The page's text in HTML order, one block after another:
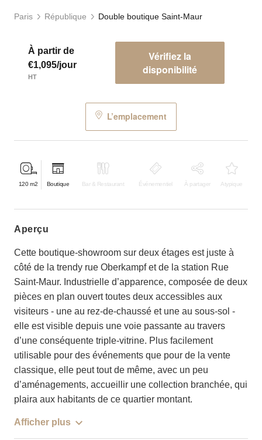
Paris République Double boutique Saint-Maur
À partir de
€1,095/jour
HT
Vérifiez la
disponibilité
L’emplacement
120 m2 Boutique Bar & Restaurant Événementiel À partager Atypique
aperçu
Cette boutique-showroom sur deux étages est juste à
côté de la trendy rue Oberkampf et de la station Rue
Saint-Maur. Industrielle d’apparence, composée de deux
pièces en plan ouvert toutes deux accessibles aux
visiteurs - une au rez-de-chaussé et une au sous-sol -
elle est visible depuis une voie passante au travers
d’une conséquente triple-vitrine. Plus facilement
utilisable pour des événements que pour de la vente
classique, elle peut tout de même, avec un peu
d’aménagements, accueillir une collection branchée, qui
plaira aux habitants de ce quartier montant.
Afficher plus